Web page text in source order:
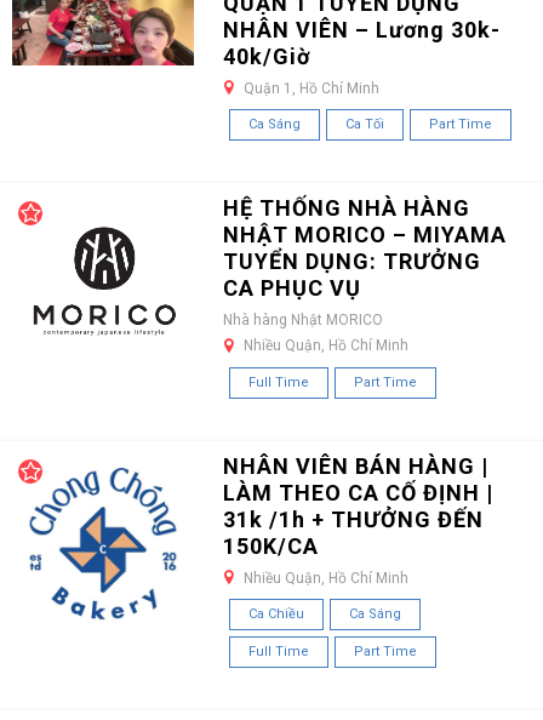
NHÂN VIÊN – Lương 30k-
40k/Giờ
Quận 1, Hồ Chí Minh
Ca Sáng Ca Tối Part Time
HỆ THỐNG NHÀ HÀNG
NHẬT MORICO – MIYAMA
TUYỂN DỤNG: TRƯỞNG
CA PHỤC VỤ
Nhà hàng Nhật MORICO
Nhiều Quận, Hồ Chí Minh
Full Time Part Time
NHÂN VIÊN BÁN HÀNG |
LÀM THEO CA CỐ ĐỊNH |
31k /1h + THƯỞNG ĐẾN
150K/CA
Nhiều Quận, Hồ Chí Minh
Ca Chiều Ca Sáng
Full Time Part Time